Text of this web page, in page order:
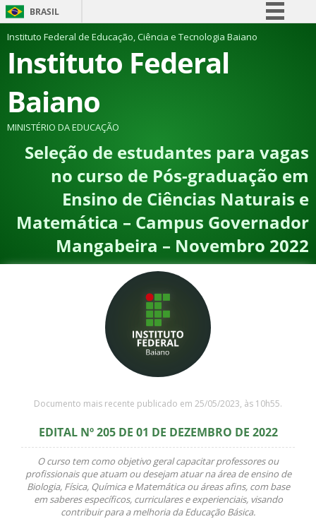
BRASIL
Simplifique!
Comunica BR
Canais
Instituto Federal de Educação, Ciência e Tecnologia Baiano
Instituto Federal
Baiano
MINISTÉRIO DA EDUCAÇÃO
Seleção de estudantes para vagas
no curso de Pós-graduação em
Ensino de Ciências Naturais e
Matemática – Campus Governador
Mangabeira – Novembro 2022
Documento mais recente publicado em 25/05/2023, às 10h55.
EDITAL Nº 205 DE 01 DE DEZEMBRO DE 2022
O curso tem como objetivo geral capacitar professores ou
profissionais que atuam ou desejam atuar na área de ensino de
Biologia, Física, Química e Matemática ou áreas afins, com base
em saberes específicos, curriculares e experienciais, visando
contribuir para a melhoria da Educação Básica.